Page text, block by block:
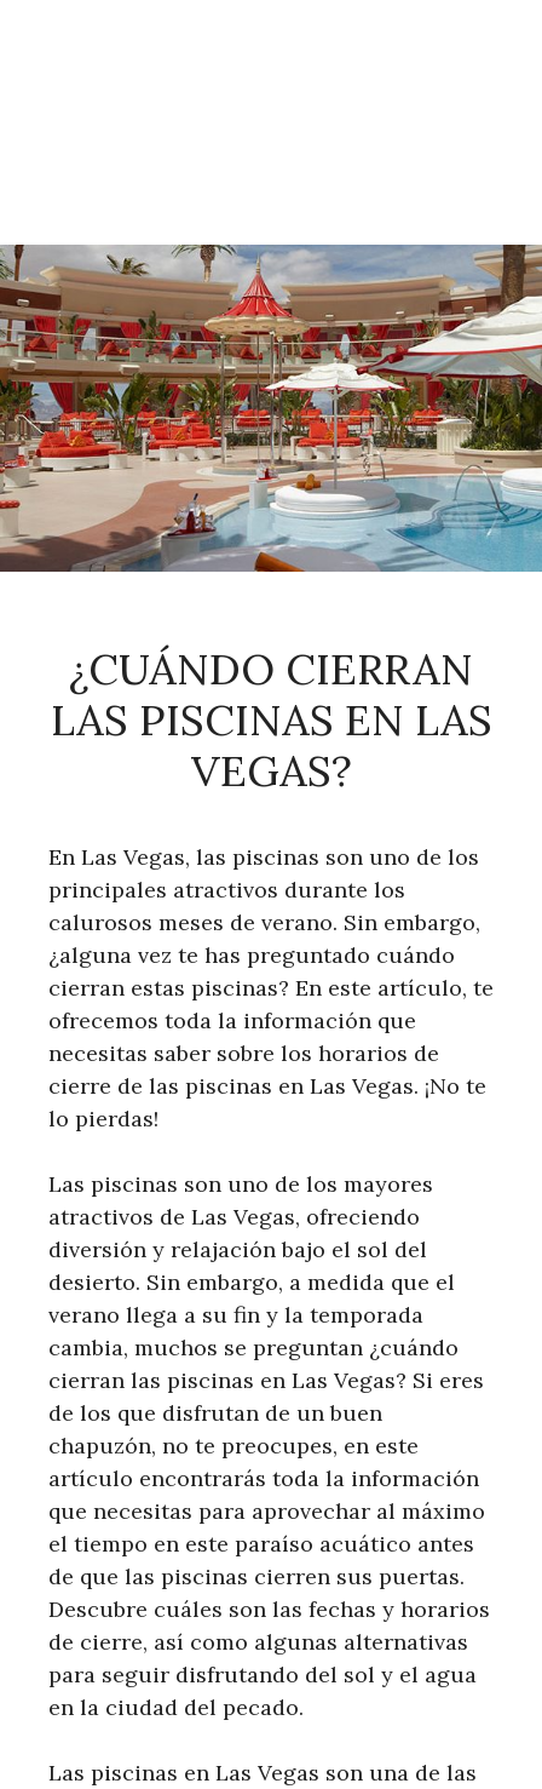
¿CUÁNDO CIERRAN
LAS PISCINAS EN LAS
VEGAS?
En Las Vegas, las piscinas son uno de los
principales atractivos durante los
calurosos meses de verano. Sin embargo,
¿alguna vez te has preguntado cuándo
cierran estas piscinas? En este artículo, te
ofrecemos toda la información que
necesitas saber sobre los horarios de
cierre de las piscinas en Las Vegas. ¡No te
lo pierdas!
Las piscinas son uno de los mayores
atractivos de Las Vegas, ofreciendo
diversión y relajación bajo el sol del
desierto. Sin embargo, a medida que el
verano llega a su fin y la temporada
cambia, muchos se preguntan ¿cuándo
cierran las piscinas en Las Vegas? Si eres
de los que disfrutan de un buen
chapuzón, no te preocupes, en este
artículo encontrarás toda la información
que necesitas para aprovechar al máximo
el tiempo en este paraíso acuático antes
de que las piscinas cierren sus puertas.
Descubre cuáles son las fechas y horarios
de cierre, así como algunas alternativas
para seguir disfrutando del sol y el agua
en la ciudad del pecado.
Las piscinas en Las Vegas son una de las